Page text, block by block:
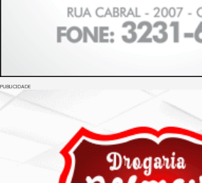
PUBLICIDADE